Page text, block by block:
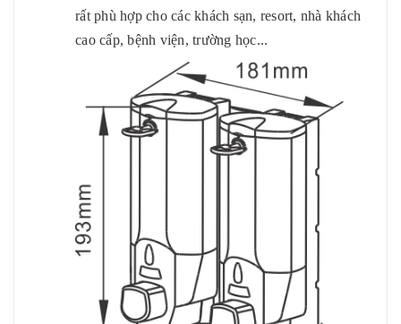
rất phù hợp cho các khách sạn, resort, nhà khách
cao cấp, bệnh viện, trường học...